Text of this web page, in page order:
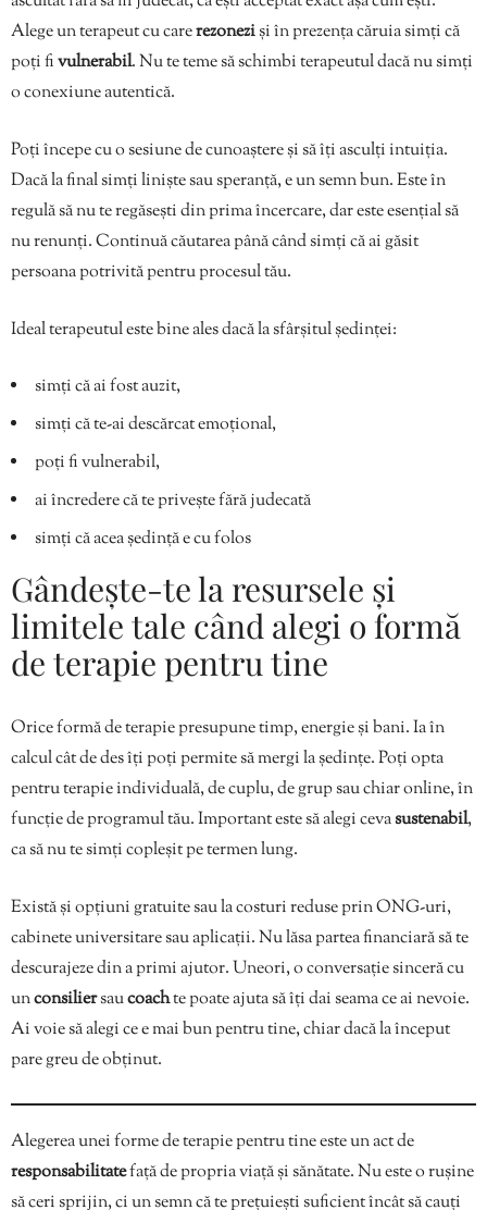
Alege un terapeut cu carerezoneziși în prezența căruia simți că
poți fivulnerabil. Nu te teme să schimbi terapeutul dacă nu simți
o conexiune autentică.
Poți începe cu o sesiune de cunoaștere și să îți asculți intuiția.
Dacă la final simți liniște sau speranță, e un semn bun. Este în
regulă să nu te regăsești din prima încercare, dar este esențial să
nu renunți. Continuă căutarea până când simți că ai găsit
persoana potrivită pentru procesul tău.
Ideal terapeutul este bine ales dacă la sfârșitul ședinței:
simți că ai fost auzit,
simți că te-ai descărcat emoțional,
poți fi vulnerabil,
ai încredere că te privește fără judecată
simți că acea ședință e cu folos
Gândește-te la resursele și
limitele tale când alegi o formă
de terapie pentru tine
Orice formă de terapie presupune timp, energie și bani. Ia în
calcul cât de des îți poți permite să mergi la ședințe. Poți opta
pentru terapie individuală, de cuplu, de grup sau chiar online, în
funcție de programul tău. Important este să alegi cevasustenabil,
ca să nu te simți copleșit pe termen lung.
Există și opțiuni gratuite sau la costuri reduse prin ONG-uri,
cabinete universitare sau aplicații. Nu lăsa partea financiară să te
descurajeze din a primi ajutor. Uneori, o conversație sinceră cu
unconsiliersaucoachte poate ajuta să îți dai seama ce ai nevoie.
Ai voie să alegi ce e mai bun pentru tine, chiar dacă la început
pare greu de obținut.
Alegerea unei forme de terapie pentru tine este un act de
responsabilitatefață de propria viață și sănătate. Nu este o rușine
să ceri sprijin, ci un semn că te prețuiești suficient încât să cauți